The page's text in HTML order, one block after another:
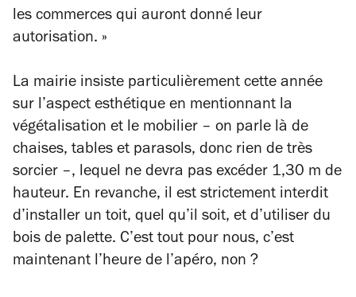
les commerces qui auront donné leur
autorisation. »
La mairie insiste particulièrement cette année
sur l’aspect esthétique en mentionnant la
végétalisation et le mobilier – on parle là de
chaises, tables et parasols, donc rien de très
sorcier –, lequel ne devra pas excéder 1,30 m de
hauteur. En revanche, il est strictement interdit
d’installer un toit, quel qu’il soit, et d’utiliser du
bois de palette. C’est tout pour nous, c’est
maintenant l’heure de l’apéro, non ?